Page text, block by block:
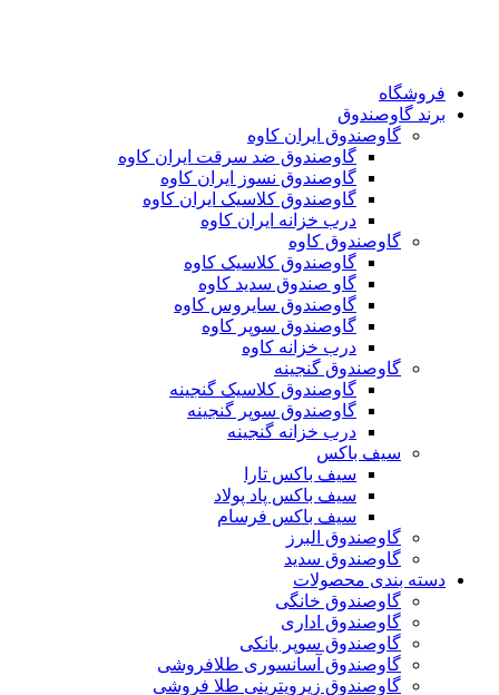
فروشگاه
برند گاوصندوق
گاوصندوق ایران کاوه
گاوصندوق ضد سرقت ایران کاوه
گاوصندوق نسوز ایران کاوه
گاوصندوق کلاسیک ایران کاوه
درب خزانه ایران کاوه
گاوصندوق کاوه
گاوصندوق کلاسیک کاوه
گاو صندوق سدید کاوه
گاوصندوق سایروس کاوه
گاوصندوق سوپر کاوه
درب خزانه کاوه
گاوصندوق گنجینه
گاوصندوق کلاسیک گنجینه
گاوصندوق سوپر گنجینه
درب خزانه گنجینه
سیف باکس
سیف باکس تارا
سیف باکس پاد پولاد
سیف باکس فرسام
گاوصندوق البرز
گاوصندوق سدید
دسته بندی محصولات
گاوصندوق خانگی
گاوصندوق اداری
گاوصندوق سوپر بانکی
گاوصندوق آسانسوری طلافروشی
گاوصندوق زیرویترینی طلا فروشی